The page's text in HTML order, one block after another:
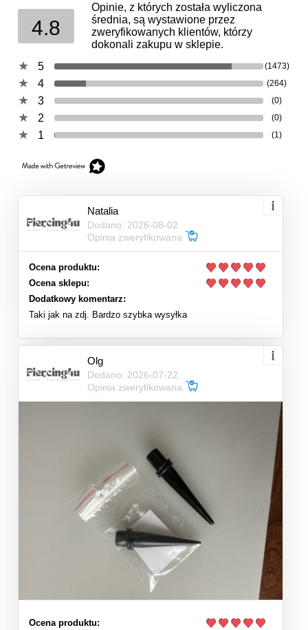
4.8
Opinie, z których została wyliczona
średnia, są wystawione przez
zweryfikowanych klientów, którzy
dokonali zakupu w sklepie.
5
(1473)
4 (264)
3 (0)
2 (0)
1 (1)
Natalia
Dodano: 2026-08-02
Opinia zweryfikowana
Ocena produktu:
Ocena sklepu:
Dodatkowy komentarz:
Taki jak na zdj. Bardzo szybka wysyłka
Olg
Dodano: 2026-07-22
Opinia zweryfikowana
Ocena produktu: